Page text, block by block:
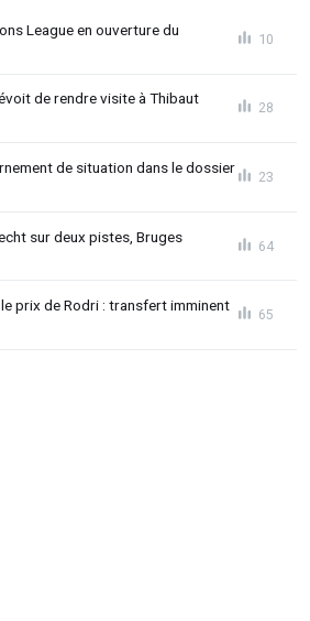
League en ouverture du
10
de rendre visite à Thibaut
28
de situation dans le dossier
23
sur deux pistes, Bruges
64
prix de Rodri : transfert imminent
65